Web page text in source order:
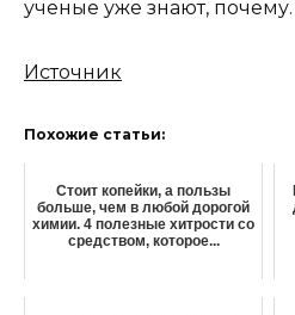
ученые уже знают, почему.
Источник
Похожие статьи:
Стоит копейки, а пользы
больше, чем в любой дорогой
химии. 4 полезные хитрости со
средством, которое...